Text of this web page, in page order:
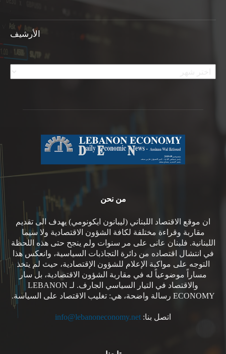
الأرشيف
الأرشيف
من نحن
ان موقع الاقتصاد اللبناني (ليبانون ايكونومي) يهدف الى تقديم
مقاربة وقراءة مختلفة لكافة الشؤون الاقتصادية ولا سيما
اللبنانية. فلبنان عانى على مر سنوات ولم ينجح حتى هذه اللحظة
في انتشال اقتصاده من دائرة التجاذبات السياسية، وانعكس هذا
التوجه على مواكبة الإعلام للشؤون الإقتصادية، حيث لم يتخذ
مساراً موضوعياً له في مقاربة الشؤون الاقتصادية، بل سار
والاقتصاد في التيار السياسي الجارف. لـ LEBANON
ECONOMY رسالة واضحة، هي: تغليب الاقتصاد على السياسة.
اتصل بنا: info@lebanoneconomy.net